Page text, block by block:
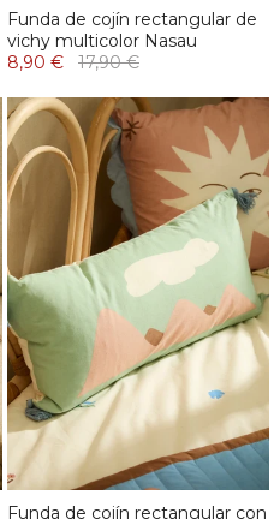
Funda de cojín rectangular de
vichy multicolor Nasau
8,90 €
17,90 €
Funda de cojín rectangular con